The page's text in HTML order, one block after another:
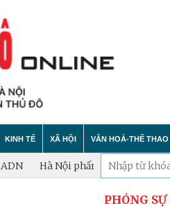
KINH TẾ XÃ HỘI VĂN HOÁ-THỂ THAO
Trong nước
Hà Nội phấn đấu hoàn thành lấy
PHÓNG